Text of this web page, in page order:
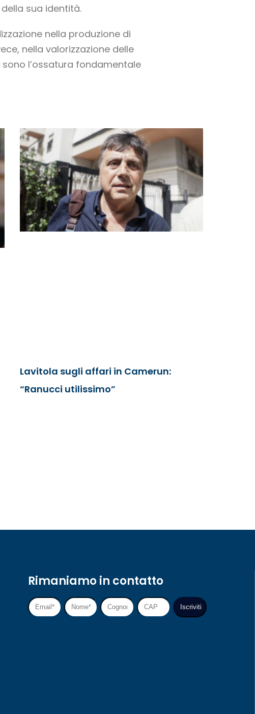
sua identità.
nella produzione di
nella valorizzazione delle
l’ossatura fondamentale
Lavitola sugli affari in Camerun:
“Ranucci utilissimo”
Rimaniamo in contatto